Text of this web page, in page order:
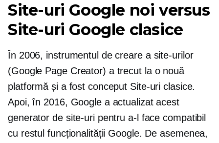
Site-uri Google noi versus
Site-uri Google clasice
În 2006, instrumentul de creare a site-urilor
(Google Page Creator) a trecut la o nouă
platformă și a fost conceput Site-uri clasice.
Apoi, în 2016, Google a actualizat acest
generator de site-uri pentru a-l face compatibil
cu restul funcționalității Google. De asemenea,